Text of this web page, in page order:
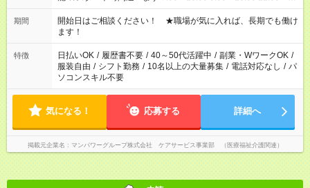
20:00 など 残業なし！ ※Wワークの場合、他のお仕事と合わせ
週40時間超の就業はご案内できません ※法令に基づき、週20時
間以上勤務は社会保険への加入対象となります ※労働者派遣法
（日雇い派遣の原則禁止）により、短時間・短期間の就業はご
案内が難しい場合があります
期間
開始日はご相談ください！ ★職場が気に入れば、長期でも働け
ます！
特徴 日払いOK / 履歴書不要 / 40～50代活躍中 / 副業・WワークOK /
服装自由 / シフト勤務 / 10名以上の大量募集 / 電話対応なし / パ
ソコンスキル不要
気になる！ 応募する 詳細へ
掲載元企業名 マンパワーグループ株式会社 ケアサービス事業部 （医療福祉介護関連）